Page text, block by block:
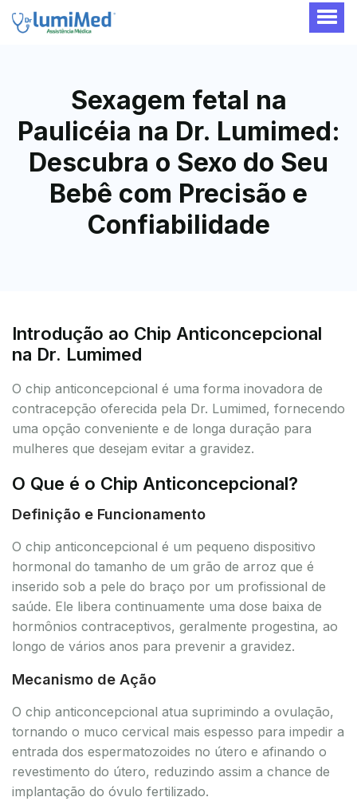
Sexagem fetal na
Paulicéia na Dr. Lumimed:
Descubra o Sexo do Seu
Bebê com Precisão e
Confiabilidade
Introdução ao Chip Anticoncepcional
na Dr. Lumimed
O chip anticoncepcional é uma forma inovadora de
contracepção oferecida pela Dr. Lumimed, fornecendo
uma opção conveniente e de longa duração para
mulheres que desejam evitar a gravidez.
O Que é o Chip Anticoncepcional?
Definição e Funcionamento
O chip anticoncepcional é um pequeno dispositivo
hormonal do tamanho de um grão de arroz que é
inserido sob a pele do braço por um profissional de
saúde. Ele libera continuamente uma dose baixa de
hormônios contraceptivos, geralmente progestina, ao
longo de vários anos para prevenir a gravidez.
Mecanismo de Ação
O chip anticoncepcional atua suprimindo a ovulação,
tornando o muco cervical mais espesso para impedir a
entrada dos espermatozoides no útero e afinando o
revestimento do útero, reduzindo assim a chance de
implantação do óvulo fertilizado.